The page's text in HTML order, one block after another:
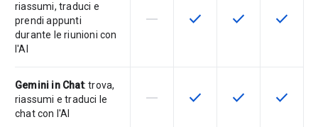
riassumi, traduci e
prendi appunti
durante le riunioni con
l'AI
La funzionalità non è supportata
horizontal_rule Questa funzionalità è
check Questa
check Questa
check
Gemini in Chat: trova,
riassumi e traduci le
chat con l'AI
La funzionalità non è supportata
horizontal_rule Questa funzionalità è
check Questa
check Questa
check